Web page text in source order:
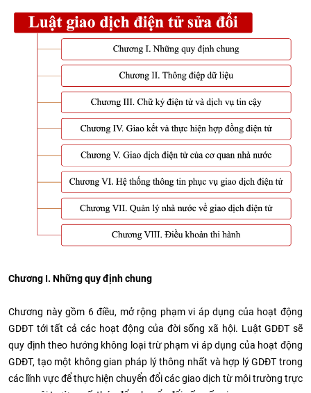
Chương I. Những quy định chung
Chương này gồm 6 điều, mở rộng phạm vi áp dụng của hoạt động
GDĐT tới tất cả các hoạt động của đời sống xã hội. Luật GDĐT sẽ
quy định theo hướng không loại trừ phạm vi áp dụng của hoạt động
GDĐT, tạo một không gian pháp lý thông nhất và hợp lý GDĐT trong
các lĩnh vực để thực hiện chuyển đổi các giao dịch từ môi trường trực